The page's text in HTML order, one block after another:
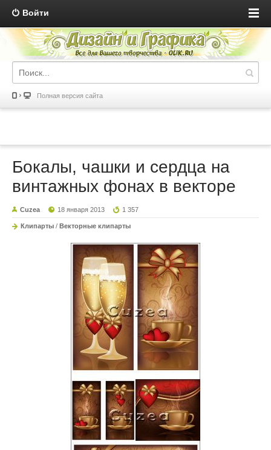
Войти
Полная версия сайта
Бокалы, чашки и сердца на
винтажных фонах в векторе
Cuzea 18 января 2013 1 357
Клипарты / Векторные клипарты